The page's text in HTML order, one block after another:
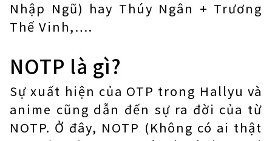
Nhập Ngũ) hay Thúy Ngân + Trương
Thế Vinh,….
NOTP là gì?
Sự xuất hiện của OTP trong Hallyu và
anime cũng dẫn đến sự ra đời của từ
NOTP. Ở đây, NOTP (Không có ai thật